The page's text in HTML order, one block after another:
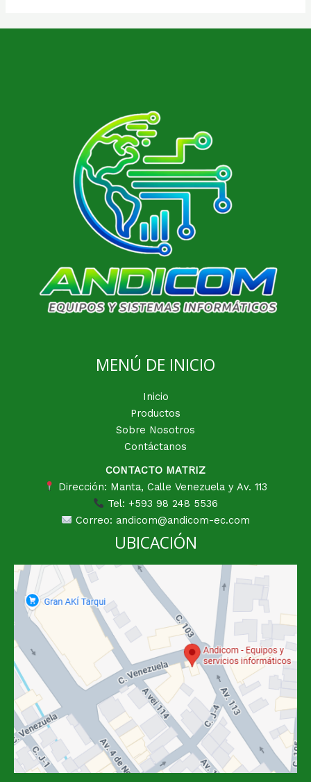
MENÚ DE INICIO
Inicio
Productos
Sobre Nosotros
Contáctanos
CONTACTO MATRIZ
Dirección: Manta, Calle Venezuela y Av. 113
Tel: +593 98 248 5536
Correo: andicom@andicom-ec.com
UBICACIÓN